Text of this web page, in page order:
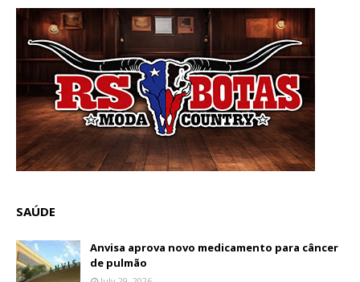
SAÚDE
Anvisa aprova novo medicamento para câncer
de pulmão